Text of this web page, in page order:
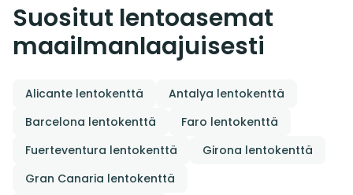
Suositut lentoasemat
maailmanlaajuisesti
Alicante lentokenttä
Antalya lentokenttä
Barcelona lentokenttä
Faro lentokenttä
Fuerteventura lentokenttä
Girona lentokenttä
Gran Canaria lentokenttä